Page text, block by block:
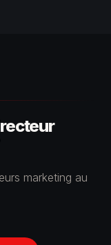
marketing au